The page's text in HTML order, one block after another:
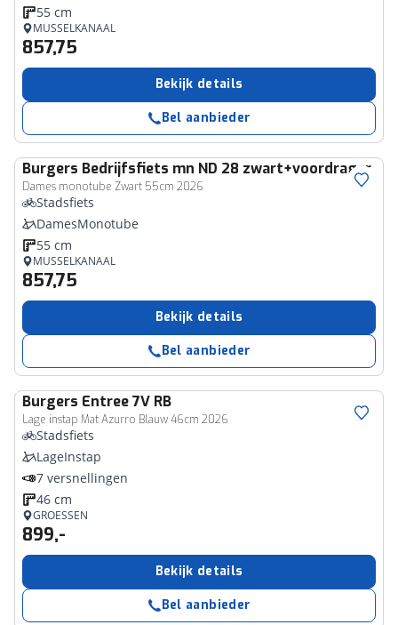
55 cm
MUSSELKANAAL
857,75
Bekijk details
Bel aanbieder
Burgers Bedrijfsfiets mn ND 28 zwart+voordrager
Dames monotube Zwart 55cm 2026
Stadsfiets
DamesMonotube
55 cm
MUSSELKANAAL
857,75
Bekijk details
Bel aanbieder
Burgers Entree 7V RB
Lage instap Mat Azurro Blauw 46cm 2026
Stadsfiets
LageInstap
7 versnellingen
46 cm
GROESSEN
899,-
Bekijk details
Bel aanbieder